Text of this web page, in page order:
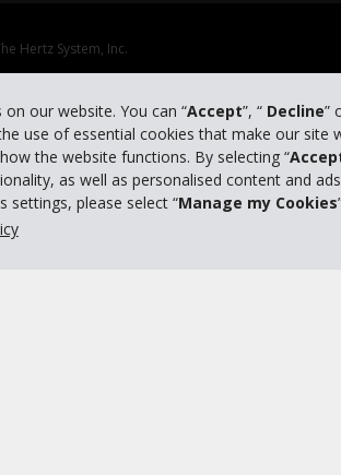
our website. You can “Accept”, “ Decline”
use of essential cookies that make our site
the website functions. By selecting “
as well as personalised content and
settings, please select “Manage my Cookies
Hertz System, Inc.